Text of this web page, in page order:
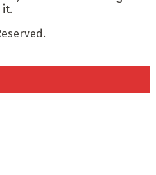
it.